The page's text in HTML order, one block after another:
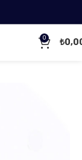
0 ₺